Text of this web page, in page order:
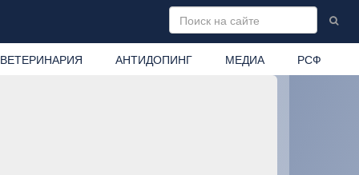
ВЕТЕРИНАРИЯ АНТИДОПИНГ МЕДИА РСФ